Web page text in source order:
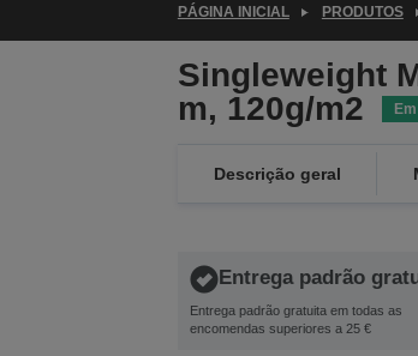
PÁGINA INICIAL PRODUTOS
Singleweight
m, 120g/m2
Descrição geral
Entrega padrão
Entrega padrão gratuita em todas as
encomendas superiores a 25 €